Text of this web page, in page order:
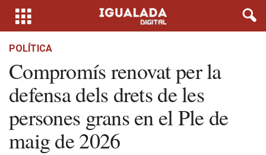
POLÍTICA
Compromís renovat per la
defensa dels drets de les
persones grans en el Ple de
maig de 2026